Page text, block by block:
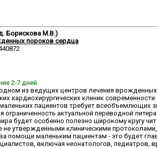
Борискова М.В.)
пороков сердца
2-7 дней
одном из ведущих центров лечения
кардиохирургических клиник
пациентов требует всеобъемлющих
актуальной переводной
будет особенно полезно широкому кругу
утвержденными клиническими
помощи маленьким пациентам - это будет
включая неонатологов, педиатров,